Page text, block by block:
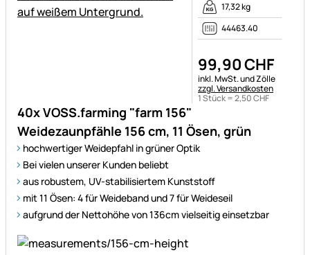
40x VOSS.farming "farm 156"
Weidezaunpfähle 156 cm, 11 Ösen, grün
hochwertiger Weidepfahl in grüner Optik
Bei vielen unserer Kunden beliebt
aus robustem, UV-stabilisiertem Kunststoff
mit 11 Ösen: 4 für Weideband und 7 für Weideseil
aufgrund der Nettohöhe von 136cm vielseitig einsetzbar
17,32 kg
44463.40
99,90CHF
Steuerhinweis:
inkl. MwSt. und Zölle
zzgl. Versandkosten
1 Stück =2,50CHF